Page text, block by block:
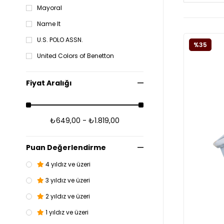
Mayoral
Name It
U.S. POLO ASSN.
United Colors of Benetton
Fiyat Aralığı
₺649,00 - ₺1.819,00
Puan Değerlendirme
4 yıldız ve üzeri
3 yıldız ve üzeri
2 yıldız ve üzeri
1 yıldız ve üzeri
%35